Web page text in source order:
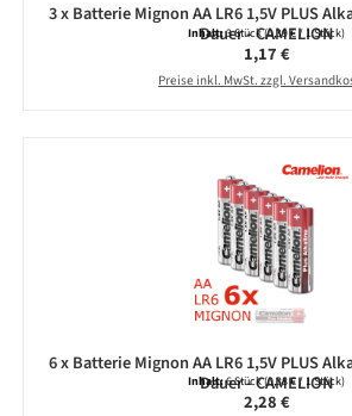
3 x Batterie Mignon AA LR6 1,5V PLUS
Dauer - CAMELION
Inhalt:3 Stück(0,39 € / 1 Stück)
Regulärer Preis:
1,17 €
Preise inkl. MwSt. zzgl.
6 x Batterie Mignon AA LR6 1,5V PLUS
Dauer - CAMELION
Inhalt:6 Stück(0,38 € / 1 Stück)
Regulärer Preis:
2,28 €